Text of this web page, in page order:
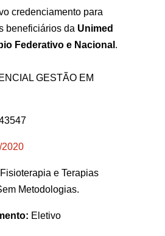
credenciamento para
beneficiários da Unimed
Federativo e Nacional .
GESTÃO EM
2020
Fisioterapia e Terapias
Metodologias.
Eletivo